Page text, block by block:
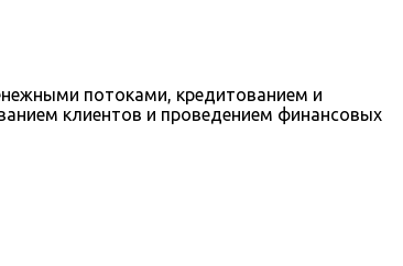
потоками, кредитованием и
клиентов и проведением финансовых